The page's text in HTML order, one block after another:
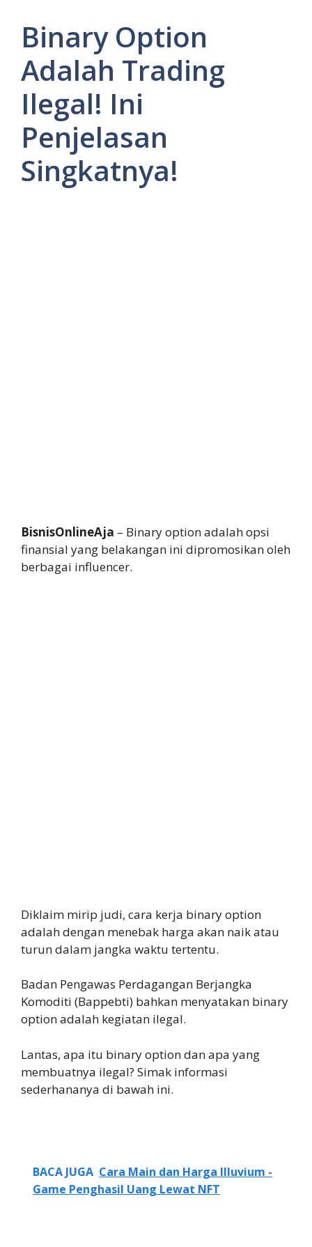
Binary Option
Adalah Trading
Ilegal! Ini
Penjelasan
Singkatnya!
BisnisOnlineAja – Binary option adalah opsi
finansial yang belakangan ini dipromosikan oleh
berbagai influencer.
Diklaim mirip judi, cara kerja binary option
adalah dengan menebak harga akan naik atau
turun dalam jangka waktu tertentu.
Badan Pengawas Perdagangan Berjangka
Komoditi (Bappebti) bahkan menyatakan binary
option adalah kegiatan ilegal.
Lantas, apa itu binary option dan apa yang
membuatnya ilegal? Simak informasi
sederhananya di bawah ini.
BACA JUGA Cara Main dan Harga Illuvium -
Game Penghasil Uang Lewat NFT